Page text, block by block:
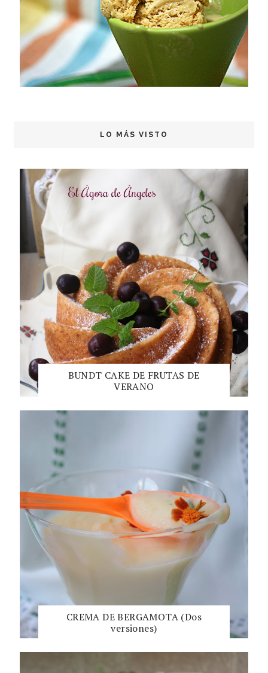
LO MÁS VISTO
BUNDT CAKE DE FRUTAS DE
VERANO
CREMA DE BERGAMOTA (Dos
versiones)